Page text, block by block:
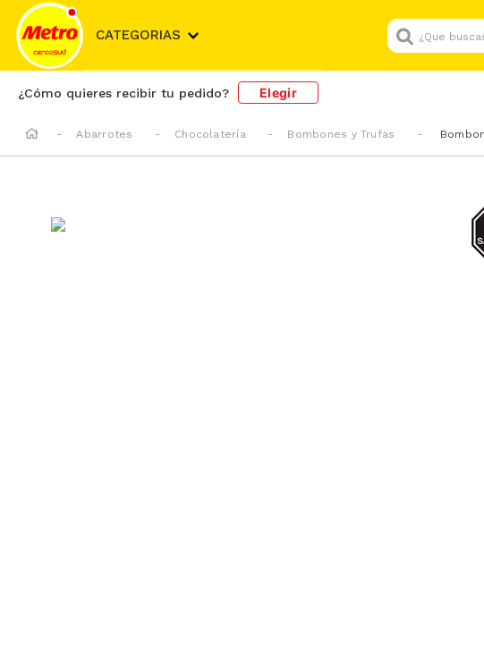
CATEGORIAS
¿Que buscas
¿Cómo quieres recibir tu pedido? Elegir
Abarrotes Chocolatería Bombones y Trufas